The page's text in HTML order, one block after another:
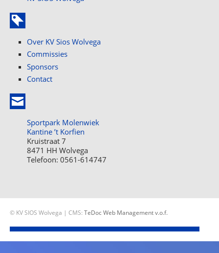
Over KV Sios Wolvega
Commissies
Sponsors
Contact
Sportpark Molenwiek
Kantine ’t Korfien
Kruistraat 7
8471 HH Wolvega
Telefoon: 0561-614747
© KV SIOS Wolvega | CMS: TeDoc Web Management v.o.f.